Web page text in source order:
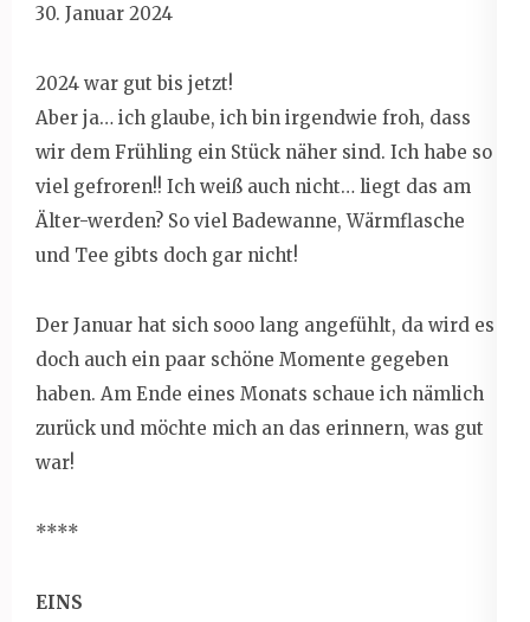
30. Januar 2024
2024 war gut bis jetzt!
Aber ja… ich glaube, ich bin irgendwie froh, dass
wir dem Frühling ein Stück näher sind. Ich habe so
viel gefroren!! Ich weiß auch nicht… liegt das am
Älter-werden? So viel Badewanne, Wärmflasche
und Tee gibts doch gar nicht!
Der Januar hat sich sooo lang angefühlt, da wird es
doch auch ein paar schöne Momente gegeben
haben. Am Ende eines Monats schaue ich nämlich
zurück und möchte mich an das erinnern, was gut
war!
****
EINS